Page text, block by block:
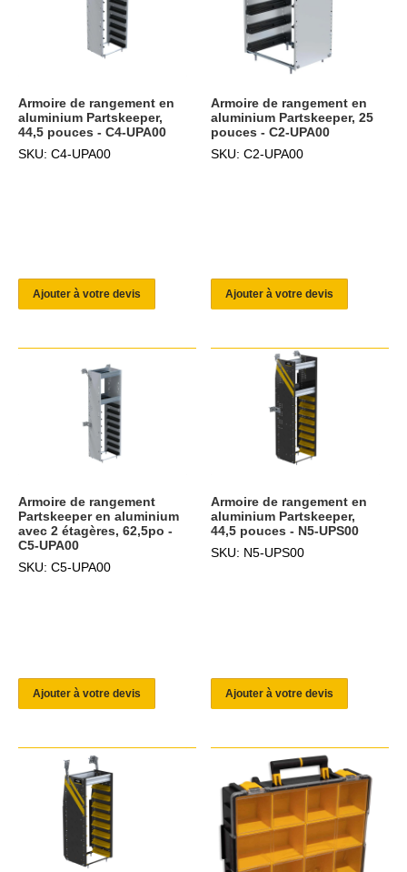
Armoire de rangement en
aluminium Partskeeper,
44,5 pouces - C4-UPA00
SKU: C4-UPA00
Ajouter à votre devis
Armoire de rangement en
aluminium Partskeeper, 25
pouces - C2-UPA00
SKU: C2-UPA00
Ajouter à votre devis
Armoire de rangement
Partskeeper en aluminium
avec 2 étagères, 62,5po -
C5-UPA00
SKU: C5-UPA00
Ajouter à votre devis
Armoire de rangement en
aluminium Partskeeper,
44,5 pouces - N5-UPS00
SKU: N5-UPS00
Ajouter à votre devis